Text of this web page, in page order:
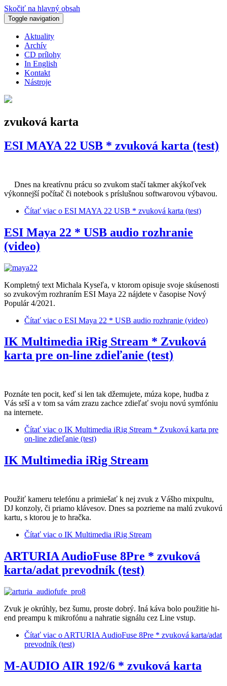
Skočiť na hlavný obsah
Toggle navigation
Aktuality
Archív
CD prílohy
In English
Kontakt
Nástroje
zvuková karta
ESI MAYA 22 USB * zvuková karta (test)
Dnes na kreatívnu prácu so zvukom stačí takmer akýkoľvek
výkonnejší počítač či notebook s príslušnou softwarovou výbavou.
Čítať viac o ESI MAYA 22 USB * zvuková karta (test)
ESI Maya 22 * USB audio rozhranie
(video)
Kompletný text Michala Kyseľa, v ktorom opisuje svoje skúsenosti
so zvukovým rozhraním ESI Maya 22 nájdete v časopise Nový
Populár 4/2021.
Čítať viac o ESI Maya 22 * USB audio rozhranie (video)
IK Multimedia iRig Stream * Zvuková
karta pre on-line zdieľanie (test)
Poznáte ten pocit, keď si len tak džemujete, múza kope, hudba z
Vás srší a v tom sa vám zrazu zachce zdieľať svoju novú symfóniu
na internete.
Čítať viac o IK Multimedia iRig Stream * Zvuková karta pre
on-line zdieľanie (test)
IK Multimedia iRig Stream
Použiť kameru telefónu a primiešať k nej zvuk z Vášho mixpultu,
DJ konzoly, či priamo klávesov. Dnes sa pozrieme na malú zvukovú
kartu, s ktorou je to hračka.
Čítať viac o IK Multimedia iRig Stream
ARTURIA AudioFuse 8Pre * zvuková
karta/adat prevodník (test)
Zvuk je okrúhly, bez šumu, proste dobrý. Iná káva bolo použitie hi-
end preampu k mikrofónu a nahratie signálu cez Line vstup.
Čítať viac o ARTURIA AudioFuse 8Pre * zvuková karta/adat
prevodník (test)
M-AUDIO AIR 192/6 * zvuková karta